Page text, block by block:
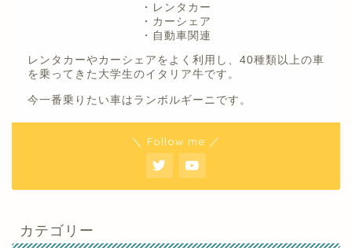
・レンタカー
・カーシェア
・自動車関連
レンタカーやカーシェアをよく利用し、40種類以上の車
を乗ってきた大学生のイタリア牛です。
今一番乗りたい車はランボルギーニです。
＼ Follow me ／
カテゴリー